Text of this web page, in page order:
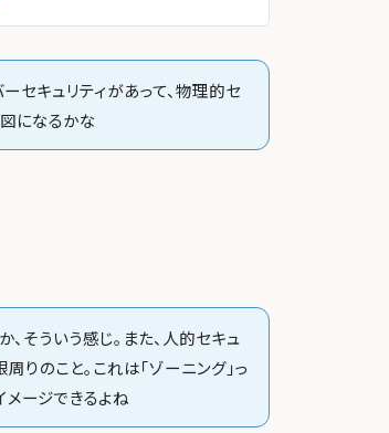
セキュリティがあって、物理的セ
になるかな
そういう感じ。また、人的セキュ
りのこと。これは「ゾーニング」っ
メージできるよね